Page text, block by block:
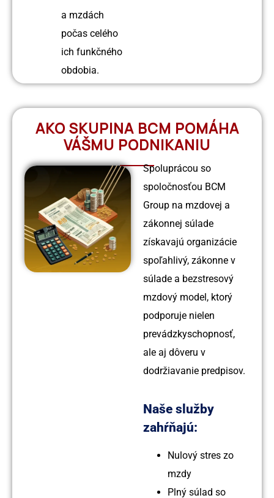
a mzdách
počas celého
ich funkčného
obdobia.
AKO SKUPINA BCM POMÁHA
VÁŠMU PODNIKANIU
Spoluprácou so
spoločnosťou BCM
Group na mzdovej a
zákonnej súlade
získavajú organizácie
spoľahlivý, zákonne v
súlade a bezstresový
mzdový model, ktorý
podporuje nielen
prevádzkyschopnosť,
ale aj dôveru v
dodržiavanie predpisov.
Naše služby
zahŕňajú:
Nulový stres zo
mzdy
Plný súlad so